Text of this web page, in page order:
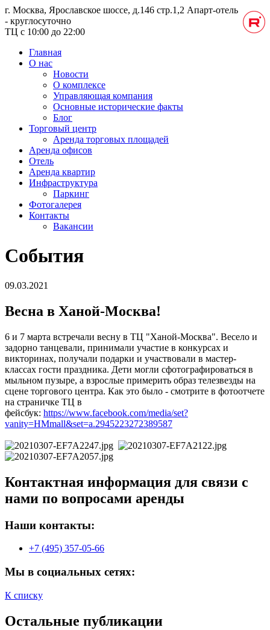
г. Москва, Ярославское шоссе, д.146 стр.1,2 Апарт-отель
- круглосуточно
ТЦ с 10:00 до 22:00
Главная
О нас
Новости
О комплексе
Управляющая компания
Основные исторические факты
Блог
Торговый центр
Аренда торговых площадей
Аренда офисов
Отель
Аренда квартир
Инфраструктура
Паркинг
Фотогалерея
Контакты
Вакансии
События
09.03.2021
Весна в Ханой-Москва!
6 и 7 марта встречали весну в ТЦ "Ханой-Москва". Весело и
задорно танцевали, принимали участие в конкурсах и
викторинах, получали подарки и участвовали в мастер-
классах гости праздника. Дети могли сфотографироваться в
мыльном пузыре, а взрослые примерить образ телезвезды на
сцене торгового центра. Как это было - смотрите в фотоотчете
на страничке ТЦ в
фейсбук: https://www.facebook.com/media/set?
vanity=HMmall&set=a.2945223272389587
Контактная информация для связи с
нами по вопросами аренды
Наши контакты:
+7 (495) 357-05-66
Мы в социальных сетях:
К списку
Остальные публикации